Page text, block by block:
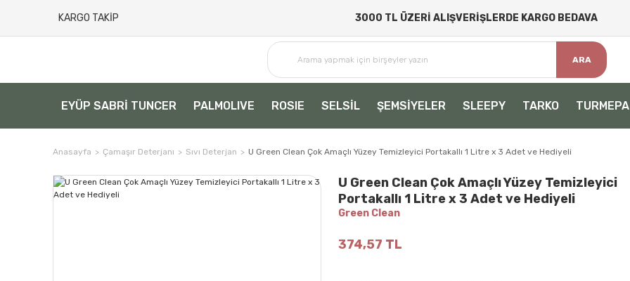
KARGO TAKİP 3000 TL ÜZERİ ALIŞVERİŞLERDE KARGO BEDAVA
ARA
EYÜP SABRİ TUNCER PALMOLIVE ROSIE SELSİL ŞEMSİYELER SLEEPY TARKO TURMEPA
Anasayfa Çamaşır Deterjanı Sıvı Deterjan U Green Clean Çok Amaçlı Yüzey Temizleyici Portakallı 1 Litre x 3 Adet ve Hediyeli
U Green Clean Çok Amaçlı Yüzey Temizleyici
Portakallı 1 Litre x 3 Adet ve Hediyeli
Green Clean
374,57 TL